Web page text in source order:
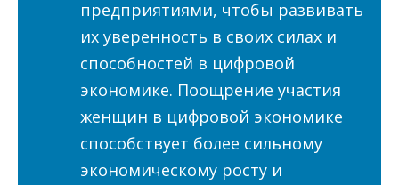
предприятиями, чтобы развивать
их уверенность в своих силах и
способностей в цифровой
экономике. Поощрение участия
женщин в цифровой экономике
способствует более сильному
экономическому росту и